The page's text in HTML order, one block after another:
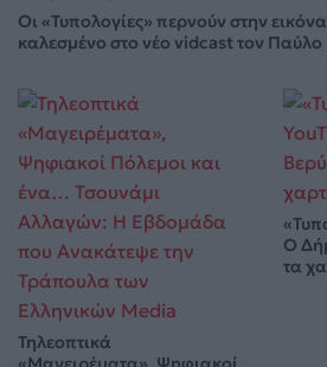
Οι «Τυπολογίες» περνούν στην
καλεσμένο στο νέο vidcast τον
Τηλεοπτικά
Ο
τα